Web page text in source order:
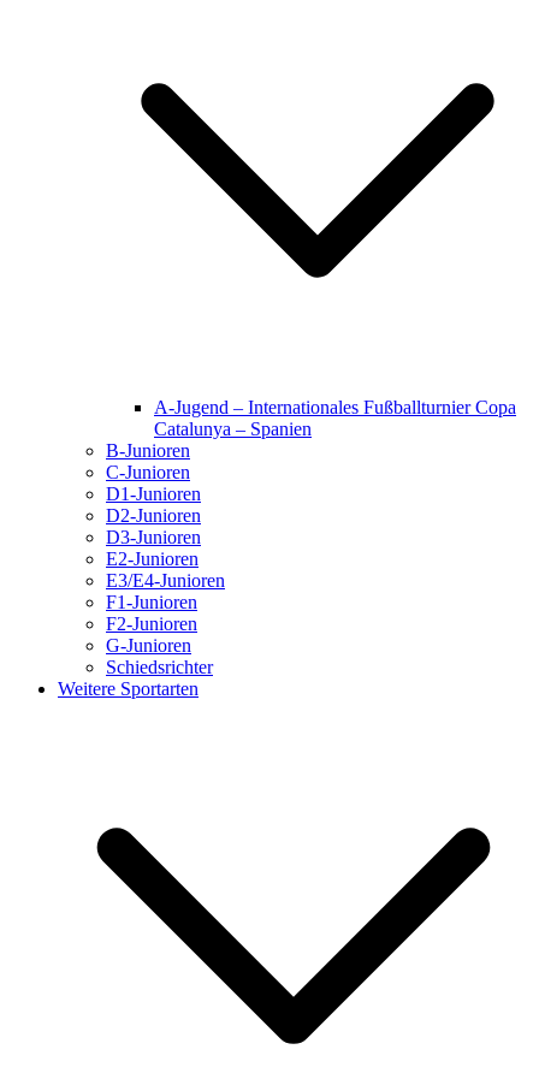
A-Jugend – Internationales Fußballturnier Copa
Catalunya – Spanien
B-Junioren
C-Junioren
D1-Junioren
D2-Junioren
D3-Junioren
E2-Junioren
E3/E4-Junioren
F1-Junioren
F2-Junioren
G-Junioren
Schiedsrichter
Weitere Sportarten